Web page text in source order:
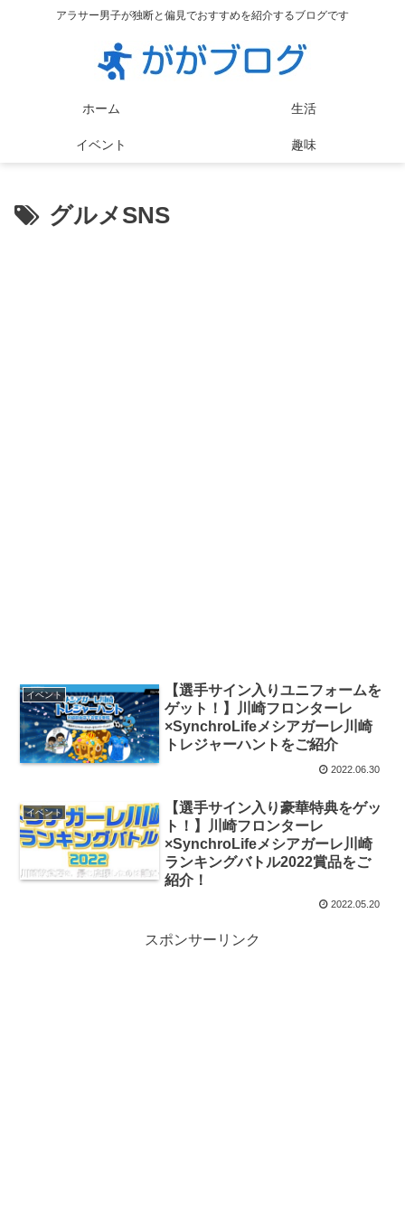
アラサー男子が独断と偏見でおすすめを紹介するブログです
ホーム 生活
イベント 趣味
グルメSNS
イベント
【選手サイン入りユニフォームを
ゲット！】川崎フロンターレ
×SynchroLifeメシアガーレ川崎
トレジャーハントをご紹介
2022.06.30
イベント
【選手サイン入り豪華特典をゲッ
ト！】川崎フロンターレ
×SynchroLifeメシアガーレ川崎
ランキングバトル2022賞品をご
紹介！
2022.05.20
スポンサーリンク